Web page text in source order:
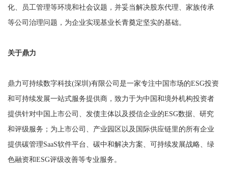
化、员工管理等环境和社会议题，并妥当解决股东代理、家族传承
等公司治理问题，为企业实现基业长青奠定坚实的基础。
关于鼎力
鼎力可持续数字科技(深圳)有限公司是一家专注中国市场的ESG投资
和可持续发展一站式服务提供商，致力于为中国和境外机构投资者
提供针对中国上市公司、发债主体以及授信企业的ESG数据、研究
和评级服务；为上市公司、产业园区以及国际供应链里的所有企业
提供碳管理SaaS软件平台、碳中和解决方案、可持续发展战略、绿
色融资和ESG评级改善等专业服务。